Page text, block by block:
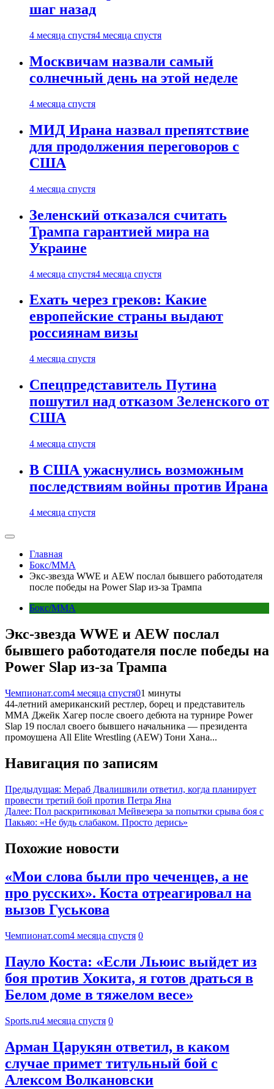
шаг назад
4 месяца спустя4 месяца спустя
Москвичам назвали самый
солнечный день на этой неделе
4 месяца спустя
МИД Ирана назвал препятствие
для продолжения переговоров с
США
4 месяца спустя
Зеленский отказался считать
Трампа гарантией мира на
Украине
4 месяца спустя4 месяца спустя
Ехать через греков: Какие
европейские страны выдают
россиянам визы
4 месяца спустя
Спецпредставитель Путина
пошутил над отказом Зеленского от
США
4 месяца спустя
В США ужаснулись возможным
последствиям войны против Ирана
4 месяца спустя
Главная
Бокс/MMA
Экс-звезда WWE и AEW послал бывшего работодателя
после победы на Power Slap из-за Трампа
Бокс/MMA
Экс-звезда WWE и AEW послал
бывшего работодателя после победы на
Power Slap из-за Трампа
Чемпионат.com4 месяца спустя01 минуты
44-летний американский рестлер, борец и представитель
ММА Джейк Хагер после своего дебюта на турнире Power
Slap 19 послал своего бывшего начальника — президента
промоушена All Elite Wrestling (AEW) Тони Хана...
Навигация по записям
Предыдущая: Мераб Двалишвили ответил, когда планирует
провести третий бой против Петра Яна
Далее: Пол раскритиковал Мейвезера за попытки срыва боя с
Пакьяо: «Не будь слабаком. Просто дерись»
Похожие новости
«Мои слова были про чеченцев, а не
про русских». Коста отреагировал на
вызов Гуськова
Чемпионат.com4 месяца спустя 0
Пауло Коста: «Если Льюис выйдет из
боя против Хокита, я готов драться в
Белом доме в тяжелом весе»
Sports.ru4 месяца спустя 0
Арман Царукян ответил, в каком
случае примет титульный бой с
Алексом Волкановски